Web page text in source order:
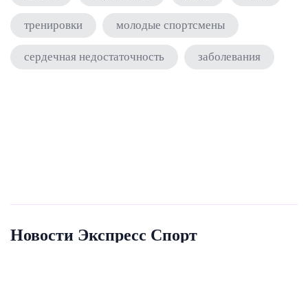
тренировки молодые спортсмены
сердечная недостаточность заболевания
Новости Экспресс Спорт